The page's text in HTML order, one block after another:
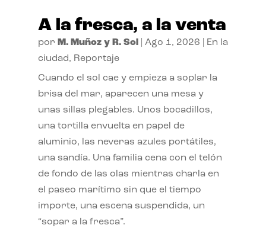
A la fresca, a la venta
por M. Muñoz y R. Sol| Ago 1, 2026
En la
ciudad, Reportaje
Cuando el sol cae y empieza a soplar la
brisa del mar, aparecen una mesa y
unas sillas plegables. Unos bocadillos,
una tortilla envuelta en papel de
aluminio, las neveras azules portátiles,
una sandía. Una familia cena con el telón
de fondo de las olas mientras charla en
el paseo marítimo sin que el tiempo
importe, una escena suspendida, un
“sopar a la fresca”.